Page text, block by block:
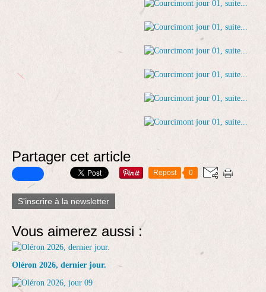
Partager cet article
Repost 0
S'inscrire à la newsletter
Vous aimerez aussi :
Oléron 2026, dernier jour.